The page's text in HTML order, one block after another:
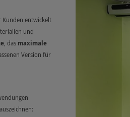
Kunden entwickelt
und
, das maximale
Version für